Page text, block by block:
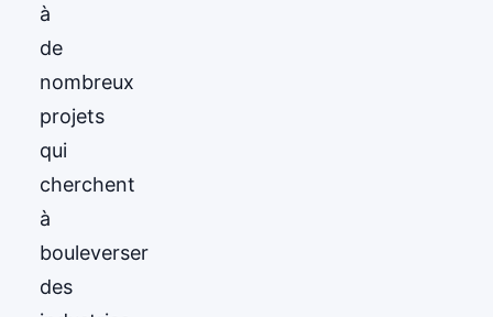
à
de
nombreux
projets
qui
cherchent
à
bouleverser
des